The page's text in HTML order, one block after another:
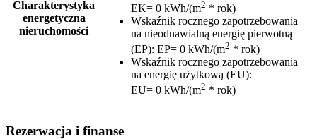
Charakterystyka
energetyczna
nieruchomości
EK= 0 kWh/(m2 * rok)
Wskaźnik rocznego zapotrzebowania
na nieodnawialną energię pierwotną
(EP): EP= 0 kWh/(m2 * rok)
Wskaźnik rocznego zapotrzebowania
na energię użytkową (EU):
EU= 0 kWh/(m2 * rok)
Rezerwacja i finanse